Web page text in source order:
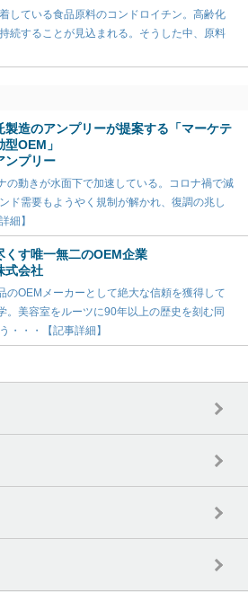
している食品原料のコンドロイチン。高齢化
続することが見込まれる。そうした中、原料
製造のアンプリーが提案する「マーケテ
OEM」
ンプリー
の動きが水面下で加速している。コロナ禍で減
ド需要もようやく規制が解かれ、復調の兆し
細】
くす唯一無二のOEM企業
式会社
のOEMメーカーとして絶大な信頼を獲得して
。美容室をルーツに90年以上の歴史を刻む同
・・・【記事詳細】